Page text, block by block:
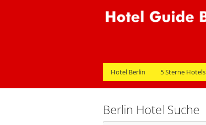
Hotel Berlin 5 Sterne Hotels
Berlin Hotel Suche